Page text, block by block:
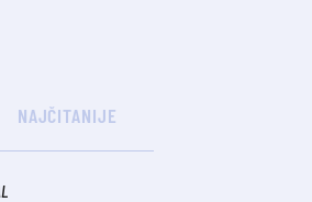
NAJČITANIJE